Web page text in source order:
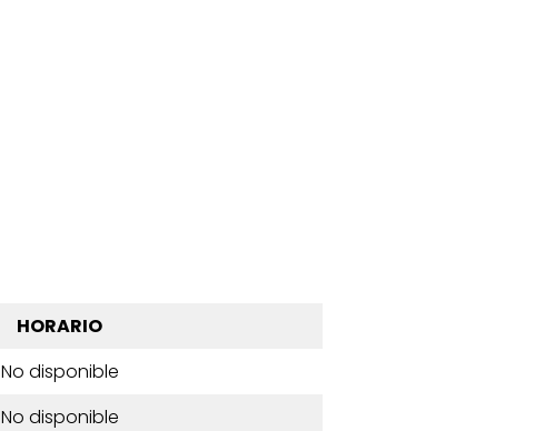
HORARIO
No disponible
No disponible